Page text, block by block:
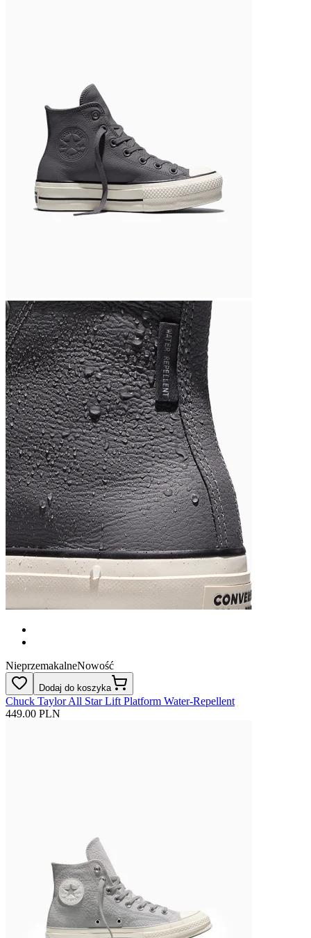
NieprzemakalneNowość
Dodaj do koszyka
Chuck Taylor All Star Lift Platform Water-Repellent
449.00 PLN